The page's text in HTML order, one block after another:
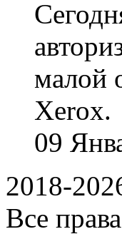
малой
Xerox.
09
2018-
Все